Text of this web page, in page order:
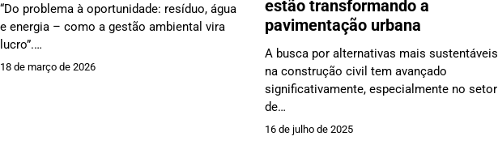
“Do problema à oportunidade: resíduo, água
e energia – como a gestão ambiental vira
lucro”.…
18 de março de 2026
estão transformando a
pavimentação urbana
A busca por alternativas mais sustentáveis
na construção civil tem avançado
significativamente, especialmente no setor
de…
16 de julho de 2025